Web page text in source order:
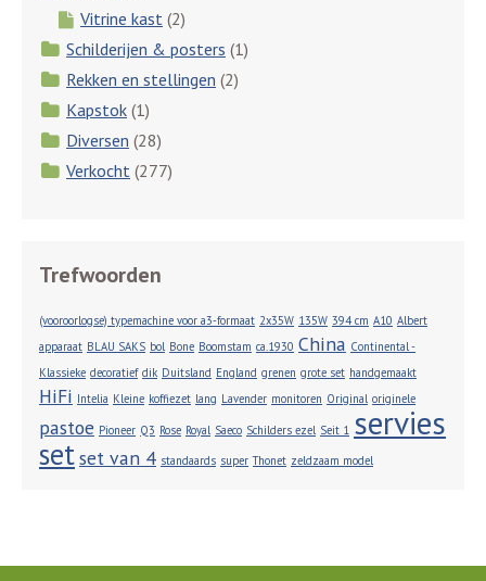
Vitrine kast (2)
Schilderijen & posters (1)
Rekken en stellingen (2)
Kapstok (1)
Diversen (28)
Verkocht (277)
Trefwoorden
(vooroorlogse) typemachine voor a3-formaat 2x35W 135W 394 cm A10 Albert
apparaat BLAU SAKS bol Bone Boomstam ca.1930 China Continental -
Klassieke decoratief dik Duitsland England grenen grote set handgemaakt
HiFi Intelia Kleine koffiezet lang Lavender monitoren Original originele
pastoe Pioneer Q3 Rose Royal Saeco Schilders ezel Seit 1 servies
setset van 4 standaards super Thonet zeldzaam model